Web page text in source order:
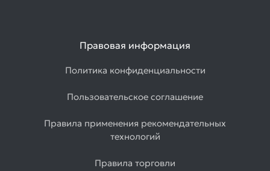
Правовая информация
Политика конфиденциальности
Пользовательское соглашение
Правила применения рекомендательных
технологий
Правила торговли